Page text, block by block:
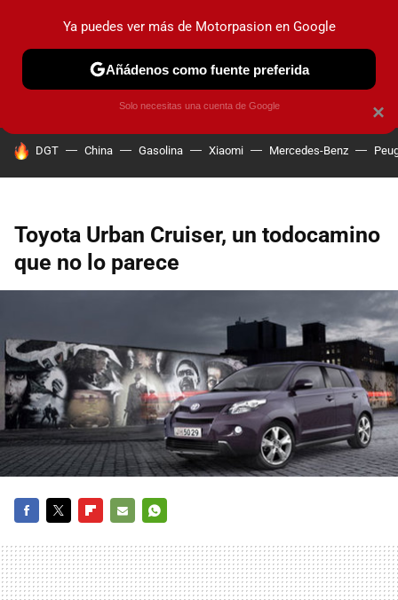
PRUEBAS COCHES ELÉCTRICOS OBSERVATORIO
HOY SE HABLA DE
DGT China Gasolina Xiaomi Mercedes-Benz
Toyota Urban Cruiser, un todocamino
que no lo parece
MAIL
×
Ya puedes ver más de Motorpasion en Google
Añádenos como fuente preferida
Solo necesitas una cuenta de Google